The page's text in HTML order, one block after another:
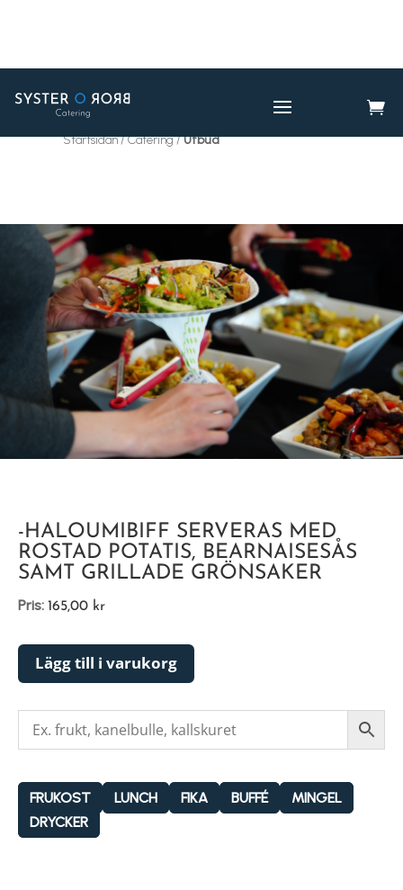

CATERING UTBUD
Startsidan / Catering /Utbud
-HALOUMIBIFF SERVERAS MED
ROSTAD POTATIS, BEARNAISESÅS
SAMT GRILLADE GRÖNSAKER
Pris: 165,00 kr
Lägg till i varukorg
FRUKOST LUNCH FIKA BUFFÉ
MINGEL
DRYCKER